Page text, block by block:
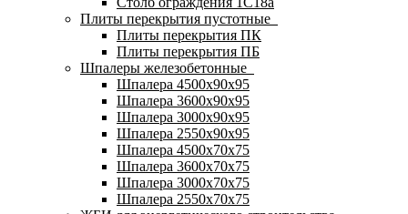
Плиты перекрытия пустотные
Плиты перекрытия ПК
Плиты перекрытия ПБ
Шпалеры железобетонные
Шпалера 4500х90х95
Шпалера 3600х90х95
Шпалера 3000х90х95
Шпалера 2550х90х95
Шпалера 4500х70х75
Шпалера 3600х70х75
Шпалера 3000х70х75
Шпалера 2550х70х75